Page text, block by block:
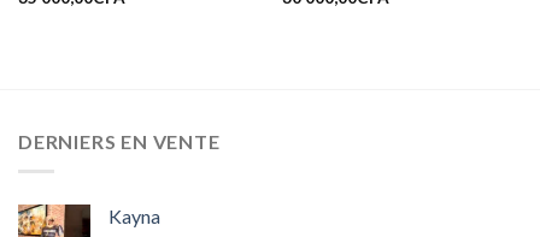
DERNIERS EN VENTE
Kayna